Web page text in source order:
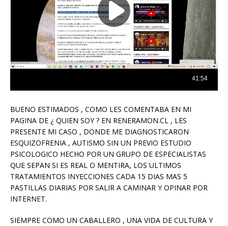
BUENO ESTIMADOS , COMO LES COMENTABA EN MI
PAGINA DE ¿ QUIEN SOY ? EN RENERAMON.CL , LES
PRESENTE MI CASO , DONDE ME DIAGNOSTICARON
ESQUIZOFRENIA , AUTISMO SIN UN PREVIO ESTUDIO
PSICOLOGICO HECHO POR UN GRUPO DE ESPECIALISTAS
QUE SEPAN SI ES REAL O MENTIRA, LOS ULTIMOS
TRATAMIENTOS INYECCIONES CADA 15 DIAS MAS 5
PASTILLAS DIARIAS POR SALIR A CAMINAR Y OPINAR POR
INTERNET.
SIEMPRE COMO UN CABALLERO , UNA VIDA DE CULTURA Y